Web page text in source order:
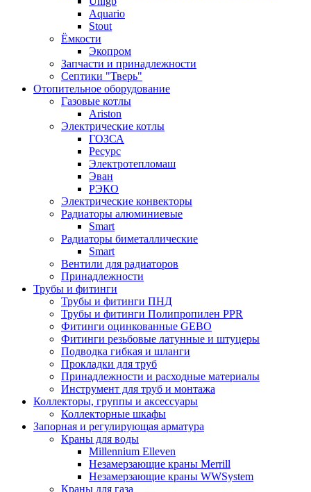
Aquario
Stout
Ёмкости
Экопром
Запчасти и принадлежности
Септики "Тверь"
Отопительное оборудование
Газовые котлы
Ariston
Электрические котлы
ГОЗСА
Ресурс
Электротепломаш
Эван
РЭКО
Электрические конвекторы
Радиаторы алюминиевые
Smart
Радиаторы биметаллические
Smart
Вентили для радиаторов
Принадлежности
Трубы и фитинги
Трубы и фитинги ПНД
Трубы и фитинги Полипропилен PPR
Фитинги оцинкованные GEBO
Фитинги резьбовые латунные и штуцеры
Подводка гибкая и шланги
Прокладки для труб
Принадлежности и расходные материалы
Инструмент для труб и монтажа
Коллекторы, группы и аксессуары
Коллекторные шкафы
Запорная и регулирующая арматура
Краны для воды
Millennium Elleven
Незамерзающие краны Merrill
Незамерзающие краны WWSystem
Краны для газа